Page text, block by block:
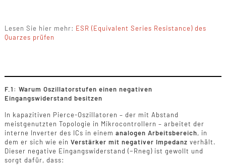
Lesen Sie hier mehr: ESR (Equivalent Series Resistance) des
Quarzes prüfen
F.1: Warum Oszillatorstufen einen negativen
Eingangswiderstand besitzen
In kapazitiven Pierce-Oszillatoren – der mit Abstand
meistgenutzten Topologie in Mikrocontrollern – arbeitet der
interne Inverter des ICs in einem analogen Arbeitsbereich, in
dem er sich wie ein Verstärker mit negativer Impedanz verhält.
Dieser negative Eingangswiderstand (−Rneg) ist gewollt und
sorgt dafür, dass: